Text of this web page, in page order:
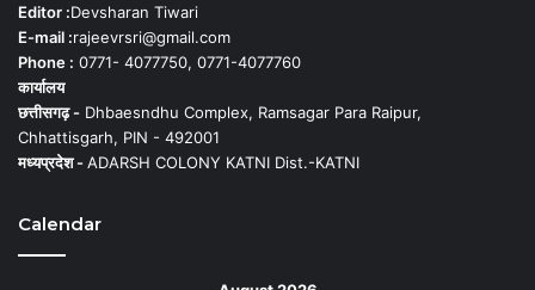
Editor :Devsharan Tiwari
E-mail :rajeevrsri@gmail.com
Phone : 0771- 4077750, 0771-4077760
कार्यालय
छत्तीसगढ़ - Dhbaesndhu Complex, Ramsagar Para Raipur,
Chhattisgarh, PIN - 492001
मध्यप्रदेश -ADARSH COLONY KATNI Dist.-KATNI
Calendar